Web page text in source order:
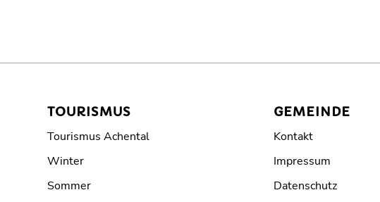
TOURISMUS
Tourismus Achental
Winter
Sommer
GEMEINDE
Kontakt
Impressum
Datenschutz